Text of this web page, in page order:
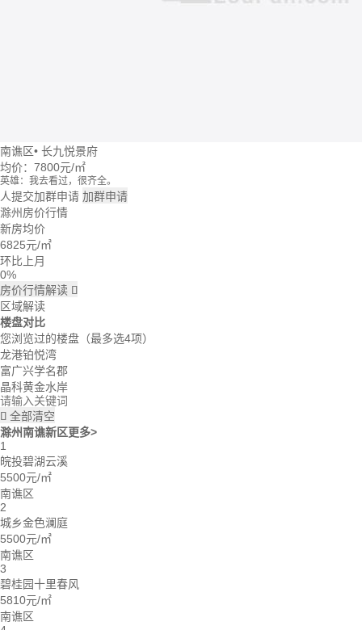
南谯区• 长九悦景府
均价： 7800元/㎡
英雄：我去看过，很齐全。
牛转乾坤：这个楼盘价格波动大么？
回忆：我建议你们去楼盘看看。
大头：也可以直接咨询置业管家。
吃了么：什么时候大家一起去看看。
蓝天：上周我已经签合同了。
雪花飘飘：好的呢。
人提交加群申请 加群申请
滁州房价行情
新房均价
6825元/㎡
环比上月
0%
房价行情解读 
区域解读
楼盘对比
您浏览过的楼盘 （最多选4项）
龙港铂悦湾
富广兴学名郡
晶科黄金水岸
 全部清空
滁州南谯新区更多>
1
皖投碧湖云溪
5500元/㎡
南谯区
2
城乡金色澜庭
5500元/㎡
南谯区
3
碧桂园十里春风
5810元/㎡
南谯区